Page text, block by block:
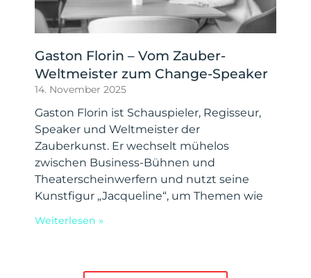
Gaston Florin – Vom Zauber-
Weltmeister zum Change-Speaker
14. November 2025
Gaston Florin ist Schauspieler, Regisseur,
Speaker und Weltmeister der
Zauberkunst. Er wechselt mühelos
zwischen Business-Bühnen und
Theaterscheinwerfern und nutzt seine
Kunstfigur „Jacqueline“, um Themen wie
Weiterlesen »